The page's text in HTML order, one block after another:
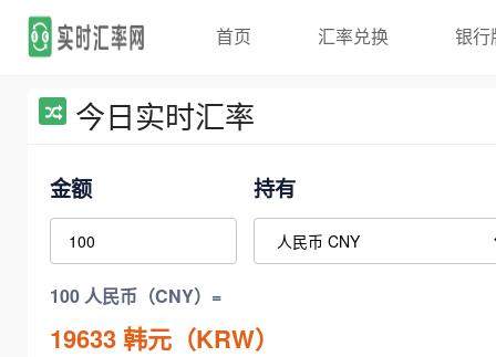
首页 汇率兑换 银行
今日实时汇率
金额 持有
100 人民币（CNY）=
19633韩元（KRW）